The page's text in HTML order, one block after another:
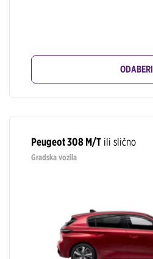
ODABERI
Peugeot 308 M/T ili slično
Gradska vozila